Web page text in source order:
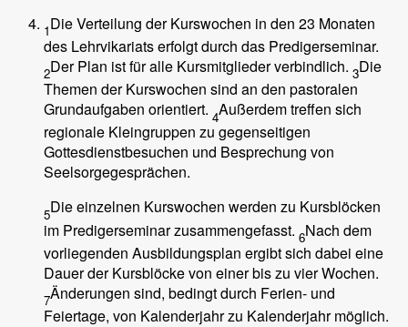
1Die Verteilung der Kurswochen in den 23 Monaten
des Lehrvikariats erfolgt durch das Predigerseminar.
2Der Plan ist für alle Kursmitglieder verbindlich. 3Die
Themen der Kurswochen sind an den pastoralen
Grundaufgaben orientiert. 4Außerdem treffen sich
regionale Kleingruppen zu gegenseitigen
Gottesdienstbesuchen und Besprechung von
Seelsorgegesprächen.
5Die einzelnen Kurswochen werden zu Kursblöcken
im Predigerseminar zusammengefasst. 6Nach dem
vorliegenden Ausbildungsplan ergibt sich dabei eine
Dauer der Kursblöcke von einer bis zu vier Wochen.
7Änderungen sind, bedingt durch Ferien- und
Feiertage, von Kalenderjahr zu Kalenderjahr möglich.